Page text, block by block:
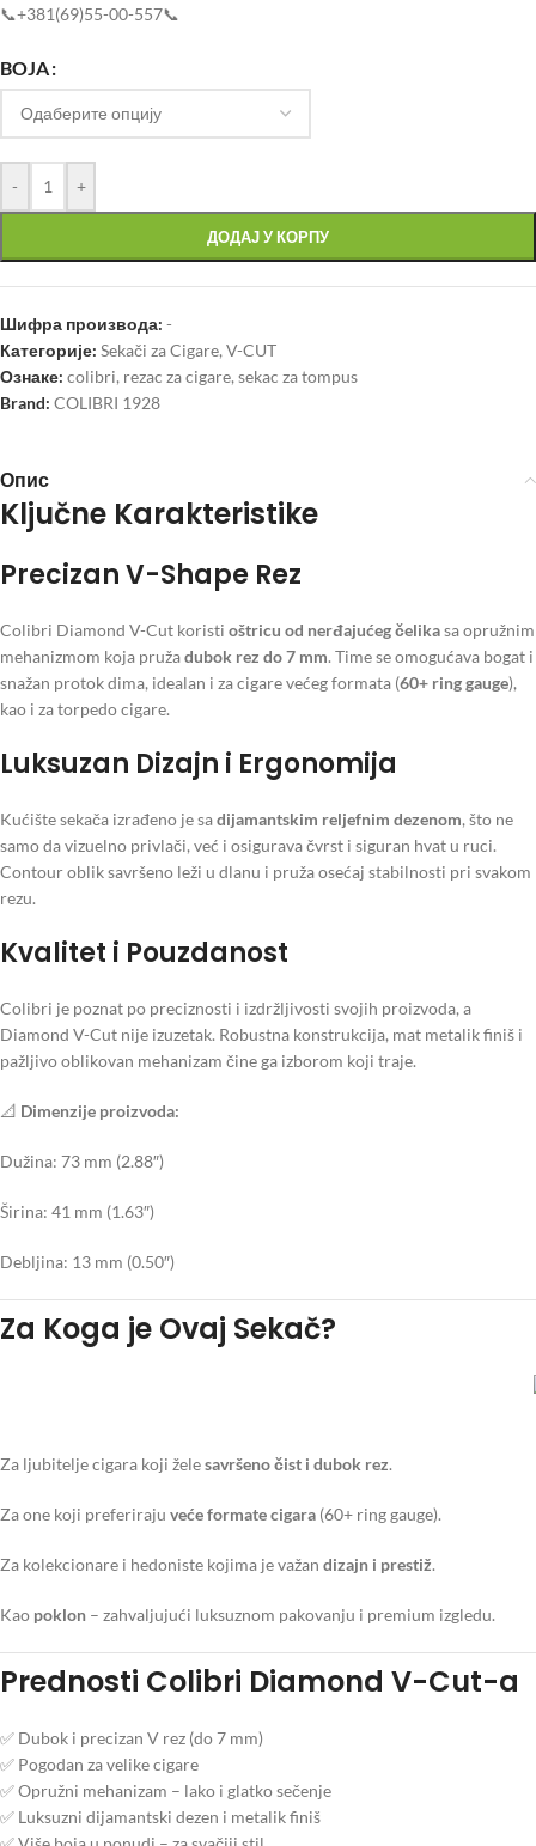
📞+381(69)55-00-557📞
BOJA
- +
ДОДАЈ У КОРПУ
Шифра производа: -
Категорије: Sekači za Cigare, V-CUT
Ознаке: colibri, rezac za cigare, sekac za tompus
Brand: COLIBRI 1928
Опис
Ključne Karakteristike
Precizan V-Shape Rez
Colibri Diamond V-Cut koristi oštricu od nerđajućeg čelikasa opružnim
mehanizmom koja pružadubok rez do 7 mm. Time se omogućava bogat i
snažan protok dima, idealan i za cigare većeg formata (60+ ring gauge),
kao i za torpedo cigare.
Luksuzan Dizajn i Ergonomija
Kućište sekača izrađeno je sadijamantskim reljefnim dezenom, što ne
samo da vizuelno privlači, već i osigurava čvrst i siguran hvat u ruci.
Contour oblik savršeno leži u dlanu i pruža osećaj stabilnosti pri svakom
rezu.
Kvalitet i Pouzdanost
Colibri je poznat po preciznosti i izdržljivosti svojih proizvoda, a
Diamond V-Cut nije izuzetak. Robustna konstrukcija, mat metalik finiš i
pažljivo oblikovan mehanizam čine ga izborom koji traje.
📐 Dimenzije proizvoda:
Dužina: 73 mm (2.88″)
Širina: 41 mm (1.63″)
Debljina: 13 mm (0.50″)
Za Koga je Ovaj Sekač?
Za ljubitelje cigara koji želesavršeno čist i dubok rez.
Za one koji preferiraju veće formate cigara (60+ ring gauge).
Za kolekcionare i hedoniste kojima je važan dizajn i prestiž.
Kao poklon – zahvaljujući luksuznom pakovanju i premium izgledu.
Prednosti Colibri Diamond V-Cut-a
✅ Dubok i precizan V rez (do 7 mm)
✅ Pogodan za velike cigare
✅ Opružni mehanizam – lako i glatko sečenje
✅ Luksuzni dijamantski dezen i metalik finiš